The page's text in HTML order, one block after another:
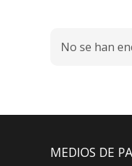
No se han
MEDIOS DE